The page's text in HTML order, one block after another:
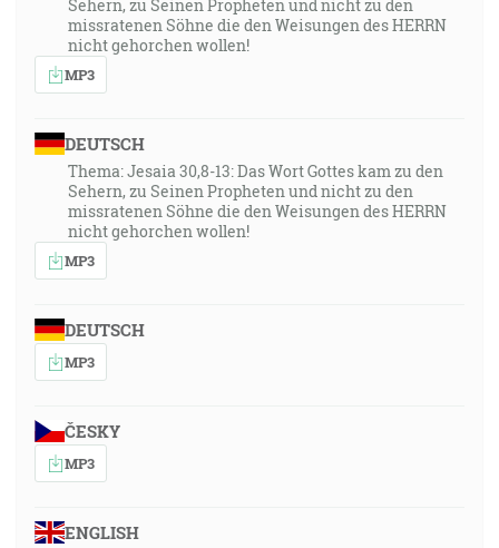
Sehern, zu Seinen Propheten und nicht zu den
missratenen Söhne die den Weisungen des HERRN
nicht gehorchen wollen!
MP3
DEUTSCH
Thema: Jesaia 30,8-13: Das Wort Gottes kam zu den
Sehern, zu Seinen Propheten und nicht zu den
missratenen Söhne die den Weisungen des HERRN
nicht gehorchen wollen!
MP3
DEUTSCH
MP3
ČESKY
MP3
ENGLISH